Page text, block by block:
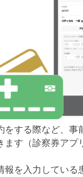
をする際など、事
ます（診察券アプ
報を入力している